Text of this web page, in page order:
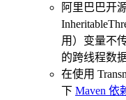
阿里巴巴开
用）变量不
的跨线程数
在使用
下 Maven 依